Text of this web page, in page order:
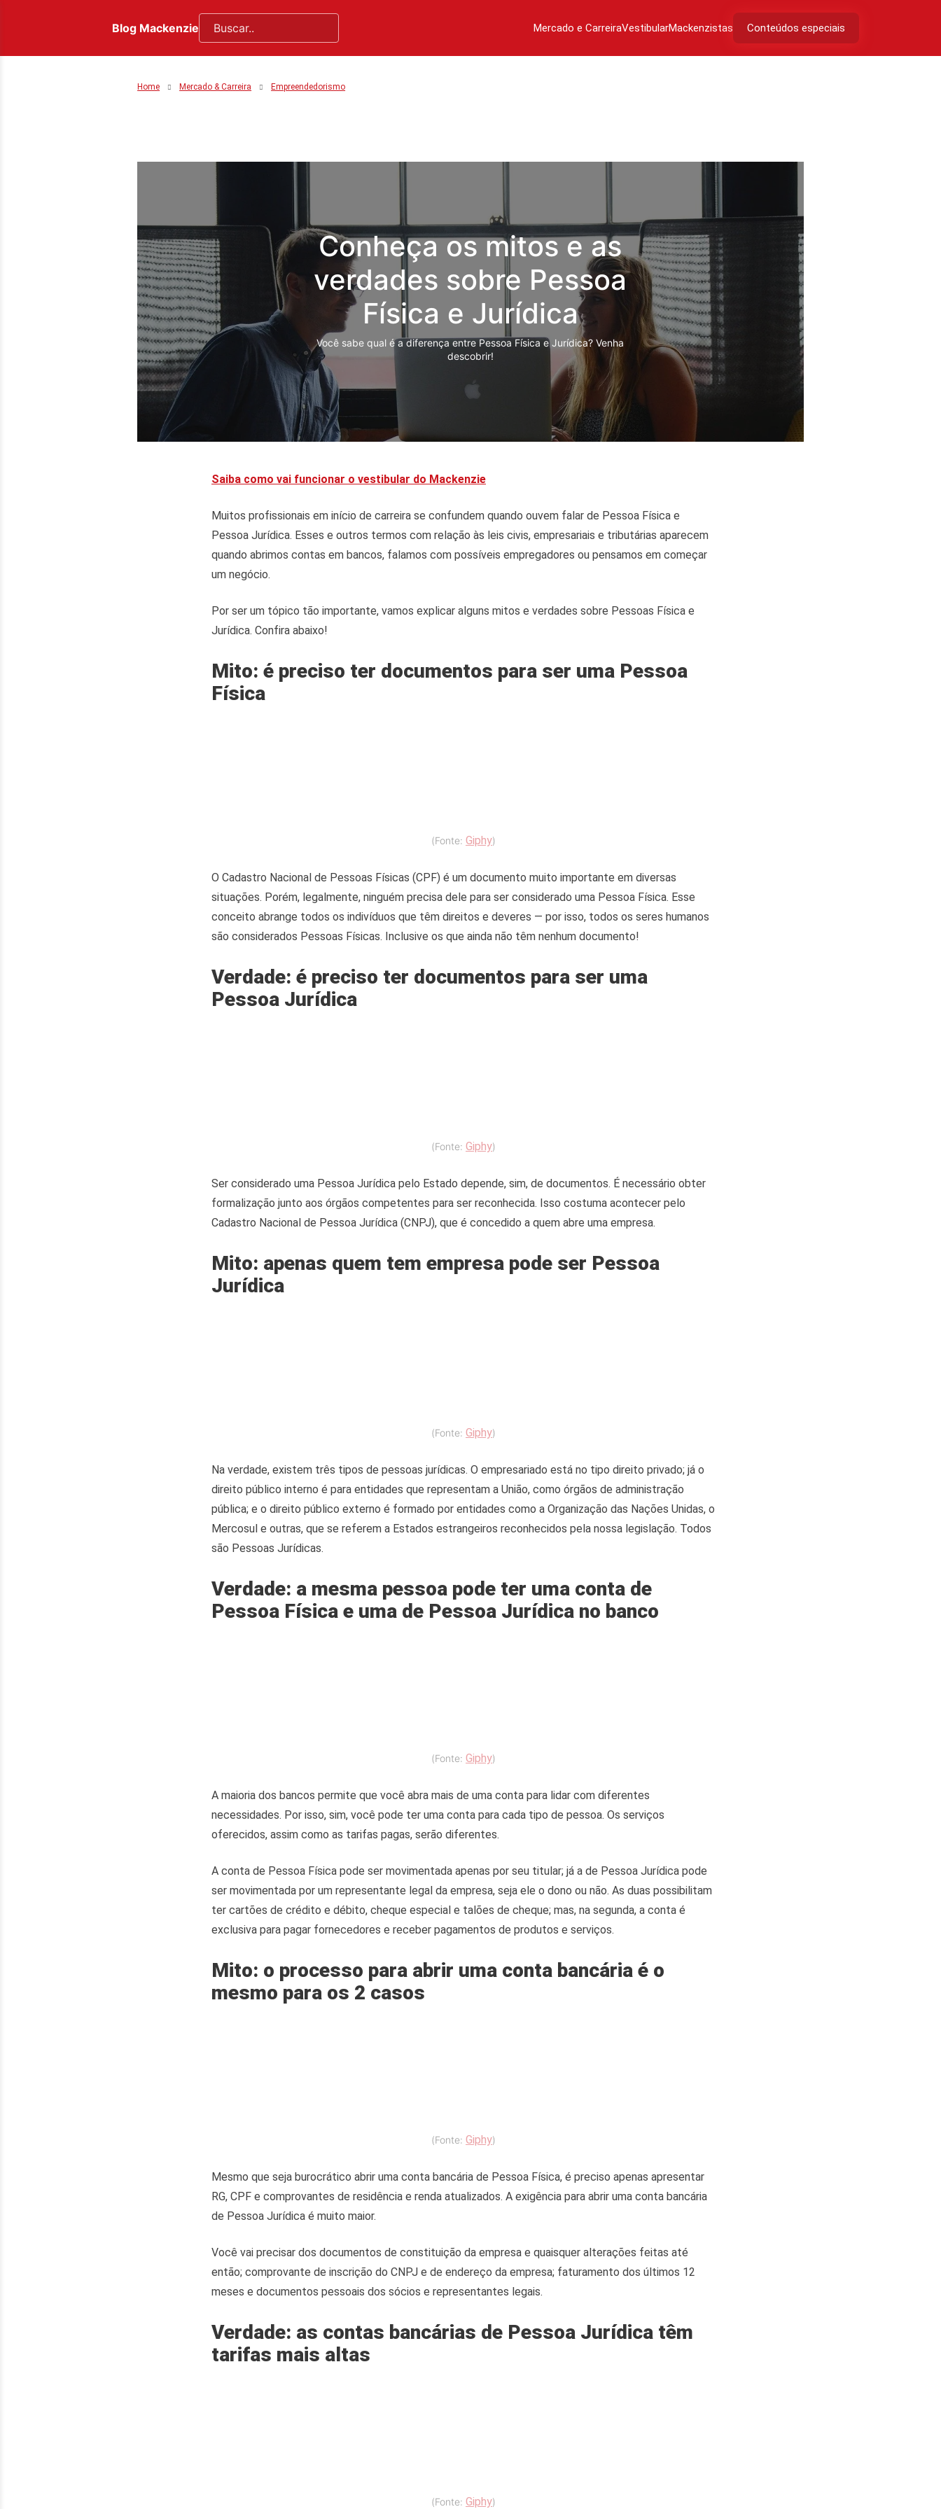
Blog Mackenzie Mercado e CarreiraVestibularMackenzistas Conteúdos especiais
Home Mercado & Carreira Empreendedorismo
Conheça os mitos e as
verdades sobre Pessoa
Física e Jurídica
Você sabe qual é a diferença entre Pessoa Física e Jurídica? Venha
descobrir!
Saiba como vai funcionar o vestibular do Mackenzie
Muitos profissionais em início de carreira se confundem quando ouvem falar de Pessoa Física e
Pessoa Jurídica. Esses e outros termos com relação às leis civis, empresariais e tributárias aparecem
quando abrimos contas em bancos, falamos com possíveis empregadores ou pensamos em começar
um negócio.
Por ser um tópico tão importante, vamos explicar alguns mitos e verdades sobre Pessoas Física e
Jurídica. Confira abaixo!
Mito: é preciso ter documentos para ser uma Pessoa
Física
(Fonte: Giphy)
O Cadastro Nacional de Pessoas Físicas (CPF) é um documento muito importante em diversas
situações. Porém, legalmente, ninguém precisa dele para ser considerado uma Pessoa Física. Esse
conceito abrange todos os indivíduos que têm direitos e deveres — por isso, todos os seres humanos
são considerados Pessoas Físicas. Inclusive os que ainda não têm nenhum documento!
Verdade: é preciso ter documentos para ser uma
Pessoa Jurídica
(Fonte: Giphy)
Ser considerado uma Pessoa Jurídica pelo Estado depende, sim, de documentos. É necessário obter
formalização junto aos órgãos competentes para ser reconhecida. Isso costuma acontecer pelo
Cadastro Nacional de Pessoa Jurídica (CNPJ), que é concedido a quem abre uma empresa.
Mito: apenas quem tem empresa pode ser Pessoa
Jurídica
(Fonte: Giphy)
Na verdade, existem três tipos de pessoas jurídicas. O empresariado está no tipo direito privado; já o
direito público interno é para entidades que representam a União, como órgãos de administração
pública; e o direito público externo é formado por entidades como a Organização das Nações Unidas, o
Mercosul e outras, que se referem a Estados estrangeiros reconhecidos pela nossa legislação. Todos
são Pessoas Jurídicas.
Verdade: a mesma pessoa pode ter uma conta de
Pessoa Física e uma de Pessoa Jurídica no banco
(Fonte: Giphy)
A maioria dos bancos permite que você abra mais de uma conta para lidar com diferentes
necessidades. Por isso, sim, você pode ter uma conta para cada tipo de pessoa. Os serviços
oferecidos, assim como as tarifas pagas, serão diferentes.
A conta de Pessoa Física pode ser movimentada apenas por seu titular; já a de Pessoa Jurídica pode
ser movimentada por um representante legal da empresa, seja ele o dono ou não. As duas possibilitam
ter cartões de crédito e débito, cheque especial e talões de cheque; mas, na segunda, a conta é
exclusiva para pagar fornecedores e receber pagamentos de produtos e serviços.
Mito: o processo para abrir uma conta bancária é o
mesmo para os 2 casos
(Fonte: Giphy)
Mesmo que seja burocrático abrir uma conta bancária de Pessoa Física, é preciso apenas apresentar
RG, CPF e comprovantes de residência e renda atualizados. A exigência para abrir uma conta bancária
de Pessoa Jurídica é muito maior.
Você vai precisar dos documentos de constituição da empresa e quaisquer alterações feitas até
então; comprovante de inscrição do CNPJ e de endereço da empresa; faturamento dos últimos 12
meses e documentos pessoais dos sócios e representantes legais.
Verdade: as contas bancárias de Pessoa Jurídica têm
tarifas mais altas
(Fonte: Giphy)